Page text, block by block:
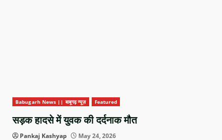
Babugarh News || बाबूगढ़ न्यूज़ Featured
सड़क हादसे में युवक की दर्दनाक मौत
Pankaj Kashyap May 24, 2026